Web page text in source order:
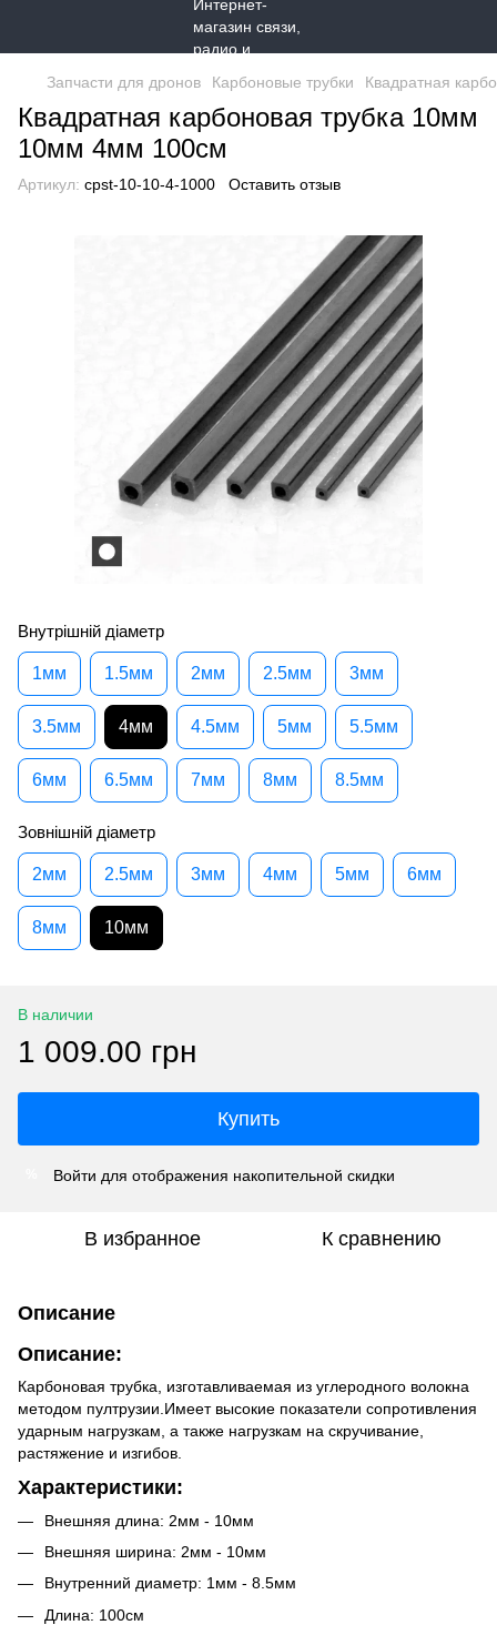
Запчасти для дронов Карбоновые трубки Квадратная
Квадратная карбоновая трубка 10мм
10мм 4мм 100см
Артикул: cpst-10-10-4-1000 Оставить отзыв
Внутрішній діаметр
1мм 1.5мм 2мм 2.5мм 3мм
3.5мм 4мм 4.5мм 5мм 5.5мм
6мм 6.5мм 7мм 8мм 8.5мм
Зовнішній діаметр
2мм 2.5мм 3мм 4мм 5мм 6мм
8мм 10мм
В наличии
1 009.00 грн
Купить
Войти для отображения накопительной скидки
В избранное К сравнению
Описание
Описание:
Карбоновая трубка, изготавливаемая из углеродного волокна
методом пултрузии.Имеет высокие показатели сопротивления
ударным нагрузкам, а также нагрузкам на скручивание,
растяжение и изгибов.
Характеристики:
Внешняя длина: 2мм - 10мм
Внешняя ширина: 2мм - 10мм
Внутренний диаметр: 1мм - 8.5мм
Длина: 100см